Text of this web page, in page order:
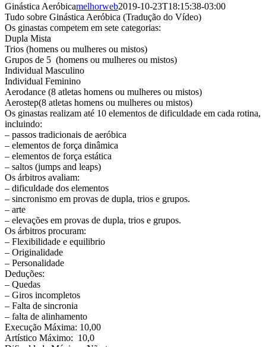
Ginástica Aeróbicamelhorweb2019-10-23T18:15:38-03:00
Tudo sobre Ginástica Aeróbica (Tradução do Vídeo)
Os ginastas competem em sete categorias:
Dupla Mista
Trios (homens ou mulheres ou mistos)
Grupos de 5 (homens ou mulheres ou mistos)
Individual Masculino
Individual Feminino
Aerodance (8 atletas homens ou mulheres ou mistos)
Aerostep(8 atletas homens ou mulheres ou mistos)
Os ginastas realizam até 10 elementos de dificuldade em cada rotina,
incluindo:
– passos tradicionais de aeróbica
– elementos de força dinâmica
– elementos de força estática
– saltos (jumps and leaps)
Os árbitros avaliam:
– dificuldade dos elementos
– sincronismo em provas de dupla, trios e grupos.
– arte
– elevações em provas de dupla, trios e grupos.
Os árbitros procuram:
– Flexibilidade e equilibrio
– Originalidade
– Personalidade
Deduções:
– Quedas
– Giros incompletos
– Falta de sincronia
– falta de alinhamento
Execução Máxima: 10,00
Artístico Máximo: 10,0